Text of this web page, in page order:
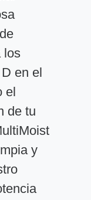
los
en el
el
de tu
y